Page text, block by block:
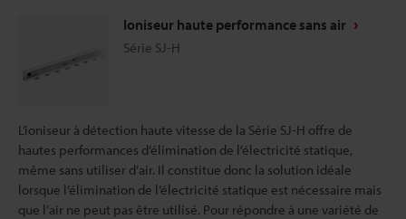
Ioniseur haute performance sans air
Série SJ-H
L’ioniseur à détection haute vitesse de la Série SJ-H offre de
hautes performances d’élimination de l’électricité statique,
même sans utiliser d’air. Il constitue donc la solution idéale
lorsque l’élimination de l’électricité statique est nécessaire mais
que l’air ne peut pas être utilisé. Pour répondre à une variété de